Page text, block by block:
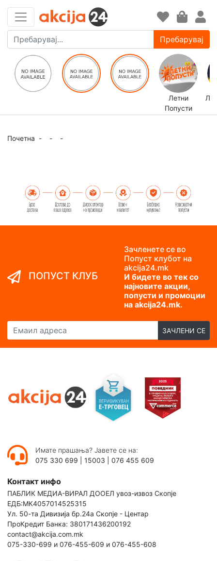
Пребарувај
Летни
Попусти
Почетна - - -
ПОПУСТ КЛУБ
Зачленете се во
Попуст клубот на
akcija24.mk
И бидете во тек со
најновите акции,
попусти и промоции
на akcija24.mk.
Емаил адреса
ЗАЧЛЕНИ СЕ
Имате прашања? Јавете се на:
075 330 699
15003 076 455 609
Контакт инфо
ПАБЛИК МЕДИА-ВИРАЛ ДООЕЛ увоз-извоз Скопје
ЕДБ:МК4057014525315
Ул. 50-та Дивизија бр.24а Скопје - Центар
ПроКредит Банка: 380171436200192
contact@akcija.com.mk
075-330-699 и 076-455-609 и 076-455-608